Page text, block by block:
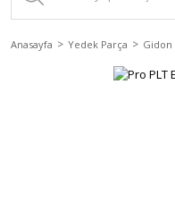
Anasayfa Yedek Parça Gidon